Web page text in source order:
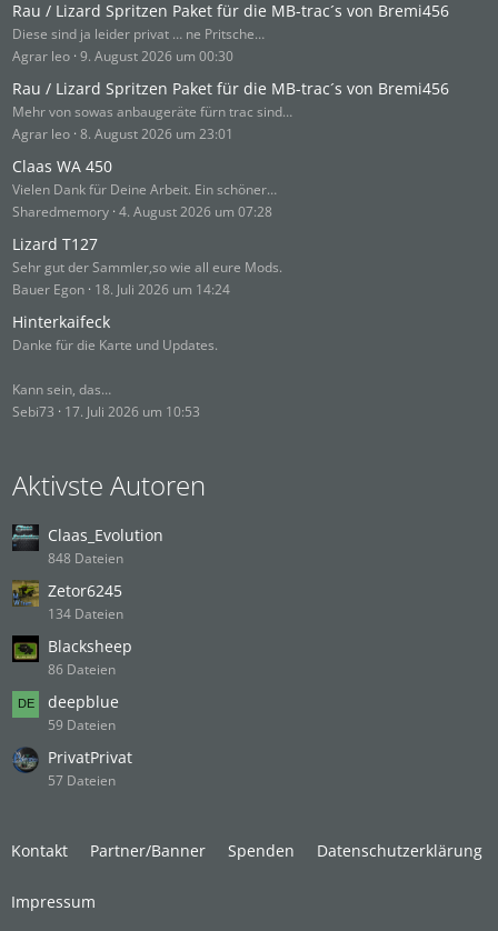
Rau / Lizard Spritzen Paket für die MB-trac´s von Bremi456
Diese sind ja leider privat … ne Pritsche…
Agrar leo 9. August 2026 um 00:30
Rau / Lizard Spritzen Paket für die MB-trac´s von Bremi456
Mehr von sowas anbaugeräte fürn trac sind…
Agrar leo 8. August 2026 um 23:01
Claas WA 450
Vielen Dank für Deine Arbeit. Ein schöner…
Sharedmemory 4. August 2026 um 07:28
Lizard T127
Sehr gut der Sammler,so wie all eure Mods.
Bauer Egon 18. Juli 2026 um 14:24
Hinterkaifeck
Danke für die Karte und Updates.
Kann sein, das…
Sebi73
17. Juli 2026 um 10:53
Aktivste Autoren
Claas_Evolution
848 Dateien
Zetor6245
134 Dateien
Blacksheep
86 Dateien
deepblue
59 Dateien
PrivatPrivat
57 Dateien
Kontakt Partner/Banner Spenden Datenschutzerklärung
Impressum